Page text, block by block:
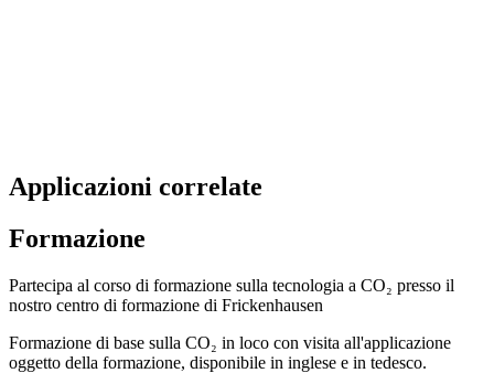
Applicazioni correlate
Formazione
Partecipa al corso di formazione sulla tecnologia a CO₂ presso il
nostro centro di formazione di Frickenhausen
Formazione di base sulla CO₂ in loco con visita all'applicazione
oggetto della formazione, disponibile in inglese e in tedesco.